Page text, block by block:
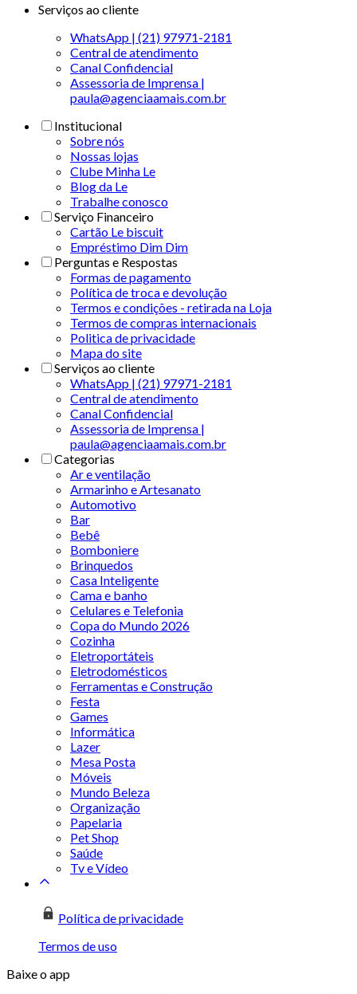
Serviços ao cliente
WhatsApp | (21) 97971-2181
Central de atendimento
Canal Confidencial
Assessoria de Imprensa |
paula@agenciaamais.com.br
Institucional
Sobre nós
Nossas lojas
Clube Minha Le
Blog da Le
Trabalhe conosco
Serviço Financeiro
Cartão Le biscuit
Empréstimo Dim Dim
Perguntas e Respostas
Formas de pagamento
Política de troca e devolução
Termos e condições - retirada na Loja
Termos de compras internacionais
Politica de privacidade
Mapa do site
Serviços ao cliente
WhatsApp | (21) 97971-2181
Central de atendimento
Canal Confidencial
Assessoria de Imprensa |
paula@agenciaamais.com.br
Categorias
Ar e ventilação
Armarinho e Artesanato
Automotivo
Bar
Bebê
Bomboniere
Brinquedos
Casa Inteligente
Cama e banho
Celulares e Telefonia
Copa do Mundo 2026
Cozinha
Eletroportáteis
Eletrodomésticos
Ferramentas e Construção
Festa
Games
Informática
Lazer
Mesa Posta
Móveis
Mundo Beleza
Organização
Papelaria
Pet Shop
Saúde
Tv e Vídeo
Política de privacidade
Termos de uso
Baixe o app